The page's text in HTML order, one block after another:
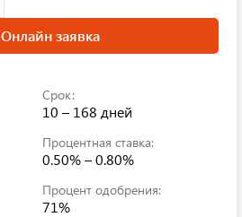
Онлайн заявка
Срок:
10 – 168 дней
Процентная ставка:
0.50% – 0.80%
Процент одобрения:
71%